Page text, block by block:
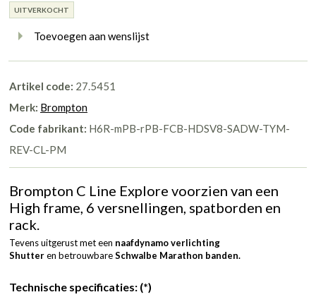
UITVERKOCHT
Toevoegen aan wenslijst
Artikel code: 27.5451
Merk: Brompton
Code fabrikant: H6R-mPB-rPB-FCB-HDSV8-SADW-TYM-
REV-CL-PM
Brompton C Line Explore voorzien van een
High frame, 6 versnellingen, spatborden en
rack.
Tevens uitgerust met een naafdynamo verlichting
Shutteren betrouwbareSchwalbe Marathon banden.
Technische specificaties: (*)